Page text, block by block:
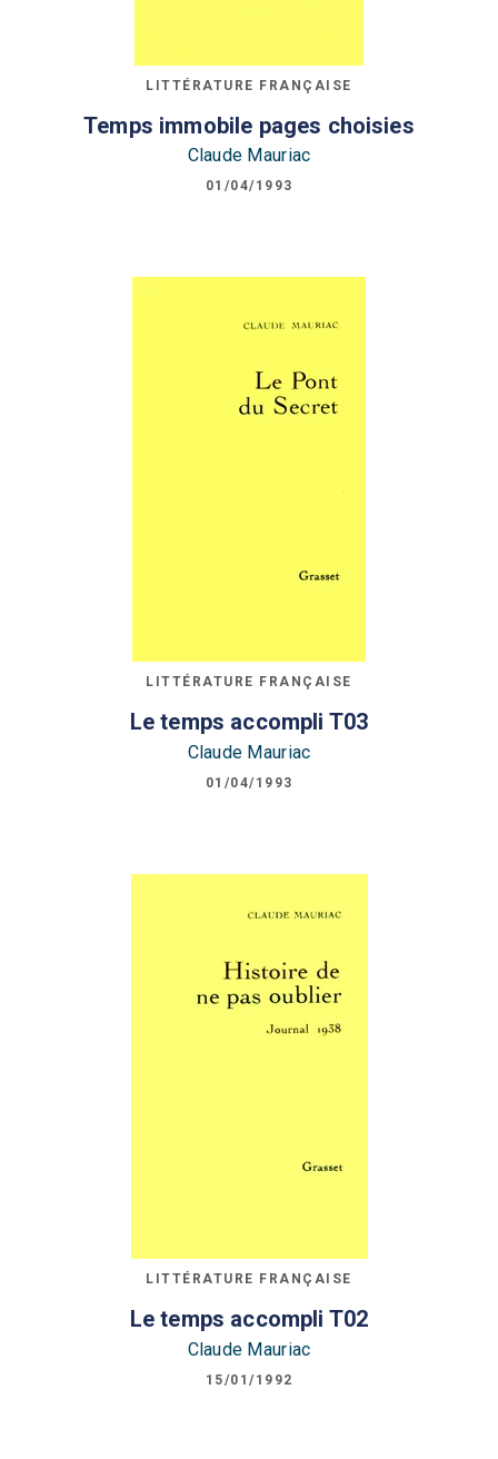
LITTÉRATURE FRANÇAISE
Temps immobile pages choisies
Claude Mauriac
01/04/1993
LITTÉRATURE FRANÇAISE
Le temps accompli T03
Claude Mauriac
01/04/1993
LITTÉRATURE FRANÇAISE
Le temps accompli T02
Claude Mauriac
15/01/1992